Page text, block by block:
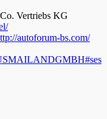
Vertriebs KG
autoforum-bs.com/